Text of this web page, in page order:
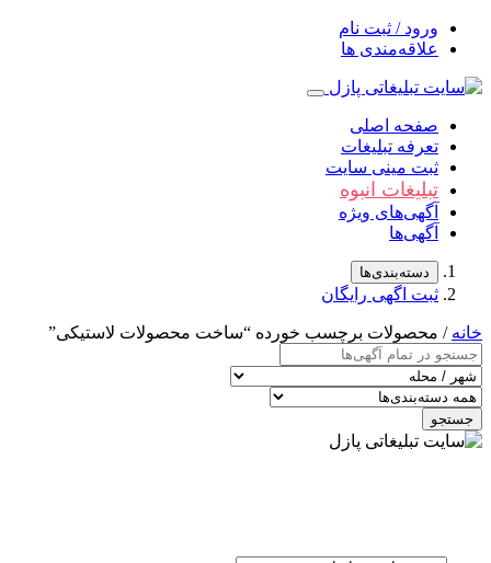
ورود / ثبت نام
علاقه‌مندی ها
صفحه اصلی
تعرفه تبلیغات
ثبت مینی سایت
تبلیغات انبوه
آگهی‌های ویژه
آگهی‌ها
دسته‌بندی‌ها
ثبت اگهی رایگان
خانه / محصولات برچسب خورده “ساخت محصولات لاستیکی”
جستجو